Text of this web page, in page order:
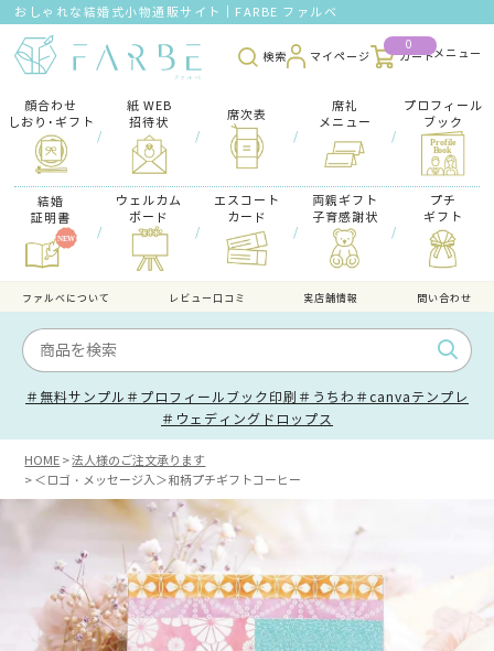
おしゃれな結婚式小物通販サイト｜FARBE ファルベ
検索 マイページ
0
カート
顔合わせ
しおり･ギフト
/
紙 WEB
招待状
/
席次表
/
席礼
メニュー
/
プロフィール
ブック
結婚
証明書
/
ウェルカム
ボード
/
エスコート
カード
/
両親ギフト
子育感謝状
/
プチ
ギフト
ファルべについて レビュー口コミ 実店舗情報 問い合わせ
＃無料サンプル ＃プロフィールブック印刷 ＃うちわ ＃canvaテンプレ
＃ウェディングドロップス
HOME
法人様のご注文承ります
＜ロゴ・メッセージ入＞和柄プチギフトコーヒー